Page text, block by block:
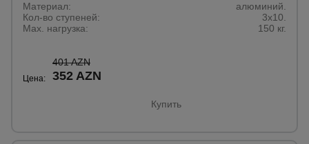
Материал:
алюминий.
Кол-во ступеней:
3х10.
Max. нагрузка:
150 кг.
Цена:
401 AZN
352 AZN
Купить